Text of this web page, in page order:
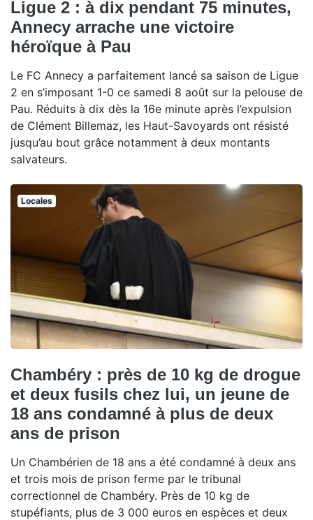
Ligue 2 : à dix pendant 75 minutes,
Annecy arrache une victoire
héroïque à Pau
Le FC Annecy a parfaitement lancé sa saison de Ligue
2 en s’imposant 1-0 ce samedi 8 août sur la pelouse de
Pau. Réduits à dix dès la 16e minute après l’expulsion
de Clément Billemaz, les Haut-Savoyards ont résisté
jusqu’au bout grâce notamment à deux montants
salvateurs.
Locales
Chambéry : près de 10 kg de drogue
et deux fusils chez lui, un jeune de
18 ans condamné à plus de deux
ans de prison
Un Chambérien de 18 ans a été condamné à deux ans
et trois mois de prison ferme par le tribunal
correctionnel de Chambéry. Près de 10 kg de
stupéfiants, plus de 3 000 euros en espèces et deux